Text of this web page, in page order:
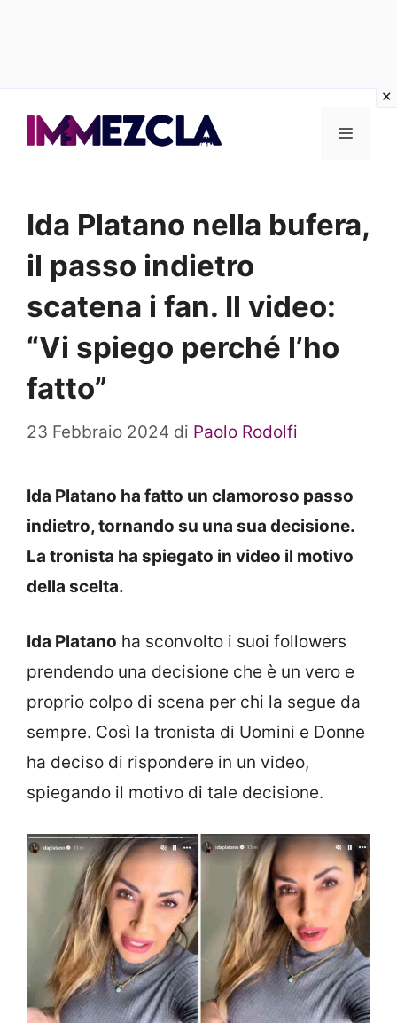
Menu
Ida Platano nella bufera,
il passo indietro
scatena i fan. Il video:
“Vi spiego perché l’ho
fatto”
23 Febbraio 2024 di Paolo Rodolfi
Ida Platano ha fatto un clamoroso passo
indietro, tornando su una sua decisione.
La tronista ha spiegato in video il motivo
della scelta.
Ida Platano ha sconvolto i suoi followers
prendendo una decisione che è un vero e
proprio colpo di scena per chi la segue da
sempre. Così la tronista di Uomini e Donne
ha deciso di rispondere in un video,
spiegando il motivo di tale decisione.